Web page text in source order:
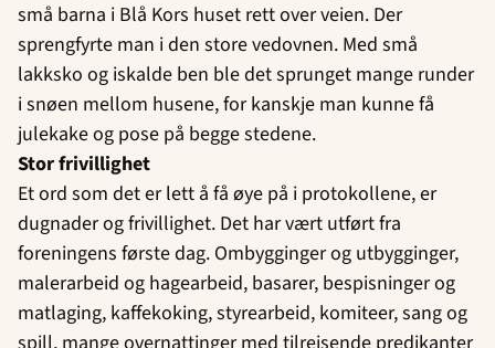
små barna i Blå Kors huset rett over veien. Der
sprengfyrte man i den store vedovnen. Med små
lakksko og iskalde ben ble det sprunget mange runder
i snøen mellom husene, for kanskje man kunne få
julekake og pose på begge stedene.
Stor frivillighet
Et ord som det er lett å få øye på i protokollene, er
dugnader og frivillighet. Det har vært utført fra
foreningens første dag. Ombygginger og utbygginger,
malerarbeid og hagearbeid, basarer, bespisninger og
matlaging, kaffekoking, styrearbeid, komiteer, sang og